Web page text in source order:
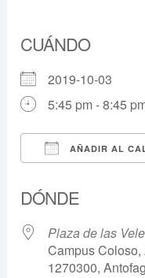
CUÁNDO
2019-10-03
5:45 pm - 8:45
AÑADIR AL
DÓNDE
Plaza de las
Campus Coloso,
1270300,